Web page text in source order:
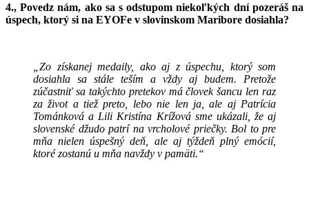
4., Povedz nám, ako sa s odstupom niekoľkých dní pozeráš na
úspech, ktorý si na EYOFe v slovinskom Maribore dosiahla?
„Zo získanej medaily, ako aj z úspechu, ktorý som
dosiahla sa stále teším a vždy aj budem. Pretože
zúčastniť sa takýchto pretekov má človek šancu len raz
za život a tiež preto, lebo nie len ja, ale aj Patrícia
Tománková a Lili Kristína Krížová sme ukázali, že aj
slovenské džudo patrí na vrcholové priečky. Bol to pre
mňa nielen úspešný deň, ale aj týždeň plný emócií,
ktoré zostanú u mňa navždy v pamäti.“